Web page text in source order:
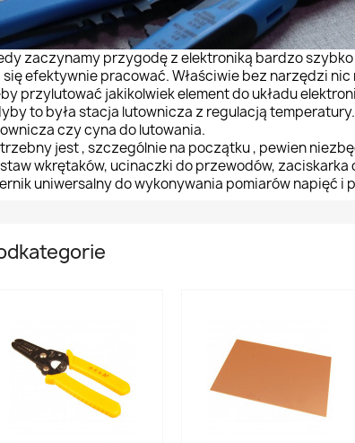
zaczynamy przygodę z elektroniką bardzo
się efektywnie pracować. Właściwie bez narzędzi
przylutować jakikolwiek element do układu
to była stacja lutownicza z regulacją
czy cyna do lutowania.
jest , szczególnie na początku , pewien
wkrętaków, ucinaczki do przewodów,
uniwersalny do wykonywania pomiarów napięć i